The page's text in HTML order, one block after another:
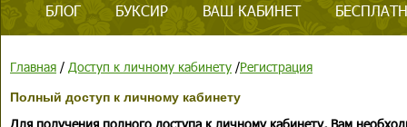
БЛОГ БУКСИР ВАШ КАБИНЕТ
Главная / Доступ к личному кабинету /Регистрация
Полный доступ к личному кабинету